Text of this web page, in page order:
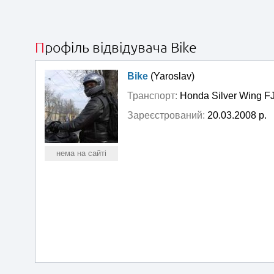
Профіль відвідувача Bike
нема на сайті
Bike (Yaroslav)
Транспорт: Honda Silver Wing
Зареєстрований: 20.03.2008 р.